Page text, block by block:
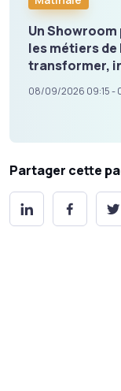
Un
les métiers
transformer,
08/09/2026 09:15 -
Partager cette